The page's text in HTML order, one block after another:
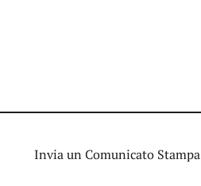
Invia un Comunicato Stampa